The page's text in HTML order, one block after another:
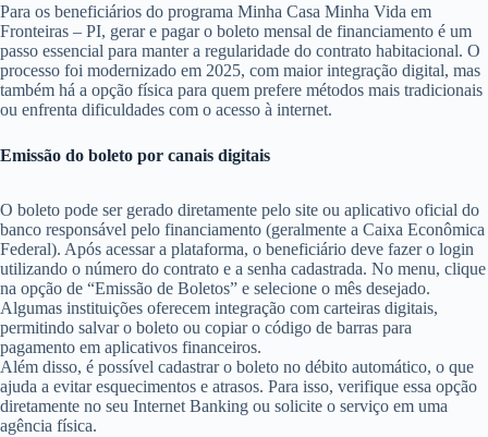
Para os beneficiários do programa Minha Casa Minha Vida em
Fronteiras – PI, gerar e pagar o boleto mensal de financiamento é um
passo essencial para manter a regularidade do contrato habitacional. O
processo foi modernizado em 2025, com maior integração digital, mas
também há a opção física para quem prefere métodos mais tradicionais
ou enfrenta dificuldades com o acesso à internet.
Emissão do boleto por canais digitais
O boleto pode ser gerado diretamente pelo site ou aplicativo oficial do
banco responsável pelo financiamento (geralmente a Caixa Econômica
Federal). Após acessar a plataforma, o beneficiário deve fazer o login
utilizando o número do contrato e a senha cadastrada. No menu, clique
na opção de “Emissão de Boletos” e selecione o mês desejado.
Algumas instituições oferecem integração com carteiras digitais,
permitindo salvar o boleto ou copiar o código de barras para
pagamento em aplicativos financeiros.
Além disso, é possível cadastrar o boleto no débito automático, o que
ajuda a evitar esquecimentos e atrasos. Para isso, verifique essa opção
diretamente no seu Internet Banking ou solicite o serviço em uma
agência física.